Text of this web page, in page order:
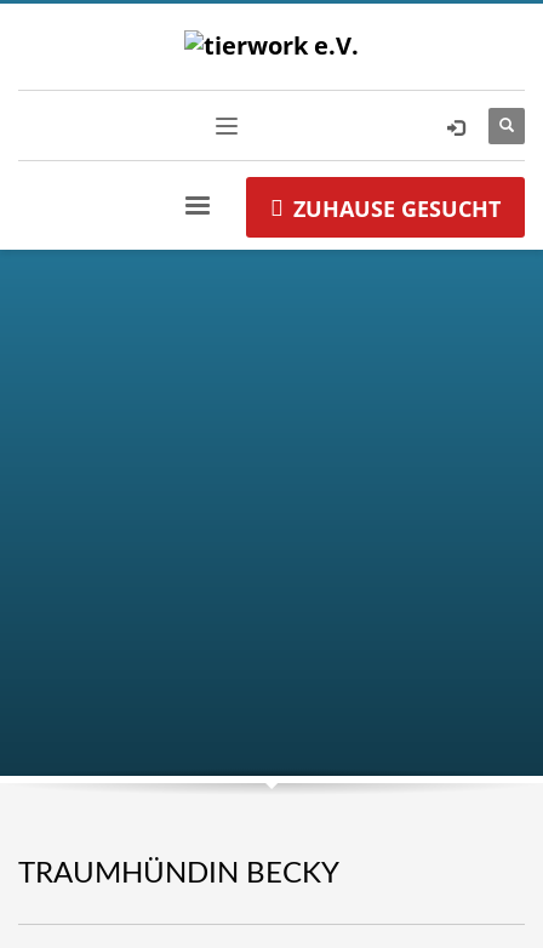
ZUHAUSE GESUCHT
TRAUMHÜNDIN BECKY